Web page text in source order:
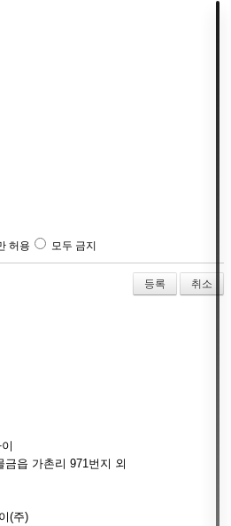
허용 모두 금지
취소
금읍 가촌리 971번지 외
(주)